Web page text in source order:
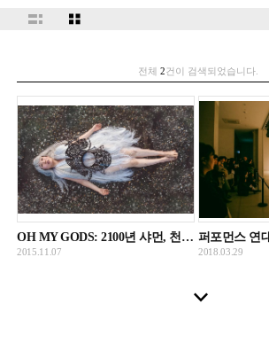
전체 2건이 검색되었습니다.
OH MY GODS: 2100년 샤먼, 천사 그리고 스토리텔러
2015.11.07 2018.03.29